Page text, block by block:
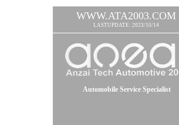
WWW.ATA2003.COM
LASTUPDATE: 2023/10/14
Automobile Service Specialist